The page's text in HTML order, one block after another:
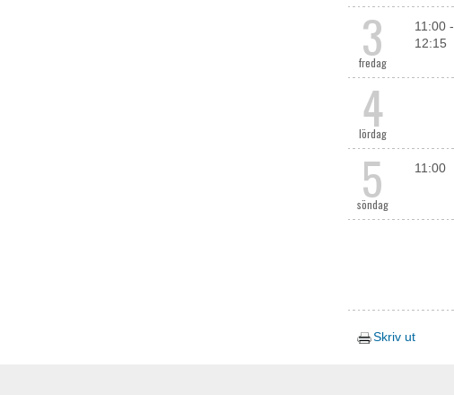
3
fredag
11:00 -
12:15
4
lördag
5
söndag
11:00
Skriv ut